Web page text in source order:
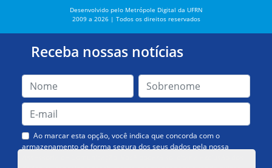
Desenvolvido pelo Metrópole Digital da UFRN
2009 a 2026 | Todos os direitos reservados
Receba nossas notícias
Ao marcar esta opção, você indica que concorda com o
armazenamento de forma segura dos seus dados pela nossa